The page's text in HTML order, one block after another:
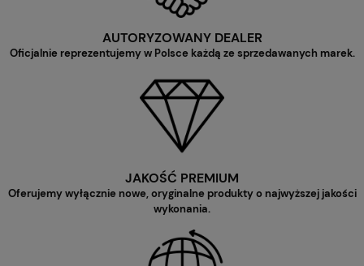
AUTORYZOWANY DEALER
Oficjalnie reprezentujemy w Polsce każdą ze sprzedawanych marek.
JAKOŚĆ PREMIUM
Oferujemy wyłącznie nowe, oryginalne produkty o najwyższej jakości
wykonania.